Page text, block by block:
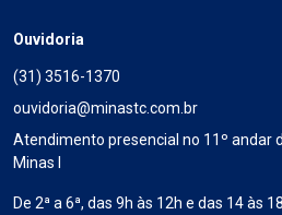
Ouvidoria
(31) 3516-1370
ouvidoria@minastc.com.br
Atendimento presencial no 11º andar
Minas I
De 2ª a 6ª, das 9h às 12h e das 14 às